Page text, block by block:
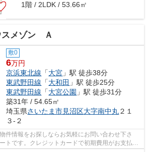
1階 / 2LDK / 53.66㎡
スメゾン Ａ
敷0
6万円
京浜東北線 「大宮 」駅 徒歩38分
東武野田線 「大和田 」駅 徒歩25分
東武野田線 「大宮公園 」駅 徒歩31分
築31年 / 54.65㎡
埼玉県さいたま市見沼区大字南中丸２１
３-２
件情報をお探しならお気軽にお問い合わせ下さ
トです。クレジットカードで初期費用がお支払い